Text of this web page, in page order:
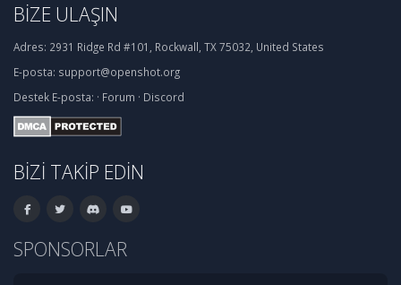
BIZE ULAŞIN
Adres: 2931 Ridge Rd #101, Rockwall, TX 75032, United States
E-posta: support@openshot.org
Destek E-posta: · Forum · Discord
BIZI TAKIP EDIN
SPONSORLAR